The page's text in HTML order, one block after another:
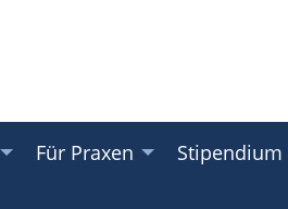
Für Praxen Stipendium